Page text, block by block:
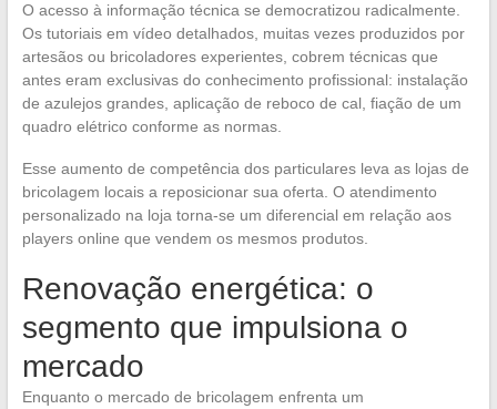
O acesso à informação técnica se democratizou radicalmente.
Os tutoriais em vídeo detalhados, muitas vezes produzidos por
artesãos ou bricoladores experientes, cobrem técnicas que
antes eram exclusivas do conhecimento profissional: instalação
de azulejos grandes, aplicação de reboco de cal, fiação de um
quadro elétrico conforme as normas.
Esse aumento de competência dos particulares leva as lojas de
bricolagem locais a reposicionar sua oferta. O atendimento
personalizado na loja torna-se um diferencial em relação aos
players online que vendem os mesmos produtos.
Renovação energética: o
segmento que impulsiona o
mercado
Enquanto o mercado de bricolagem enfrenta um